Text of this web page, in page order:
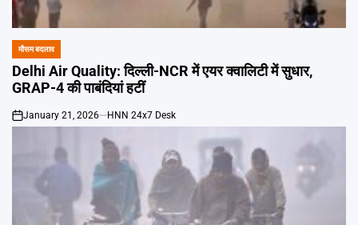
POSTED
IN
मौसम बदलाव
Delhi Air Quality: दिल्ली-NCR में एयर क्वालिटी में सुधार,
GRAP-4 की पाबंदियां हटीं
on
January 21, 2026 HNN 24x7 Desk